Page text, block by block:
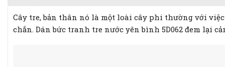
Cây tre, bản thân nó là một loài cây phi thường với
chắn. Dán bức tranh tre nước yên bình 5D062 đem lại